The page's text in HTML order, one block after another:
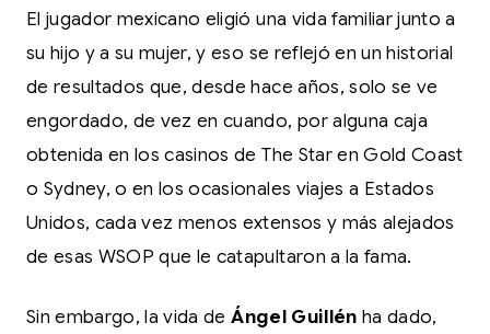
El jugador mexicano eligió una vida familiar junto a
su hijo y a su mujer, y eso se reflejó en un historial
de resultados que, desde hace años, solo se ve
engordado, de vez en cuando, por alguna caja
obtenida en los casinos de The Star en Gold Coast
o Sydney, o en los ocasionales viajes a Estados
Unidos, cada vez menos extensos y más alejados
de esas WSOP que le catapultaron a la fama.
Sin embargo, la vida de Ángel Guillén ha dado,